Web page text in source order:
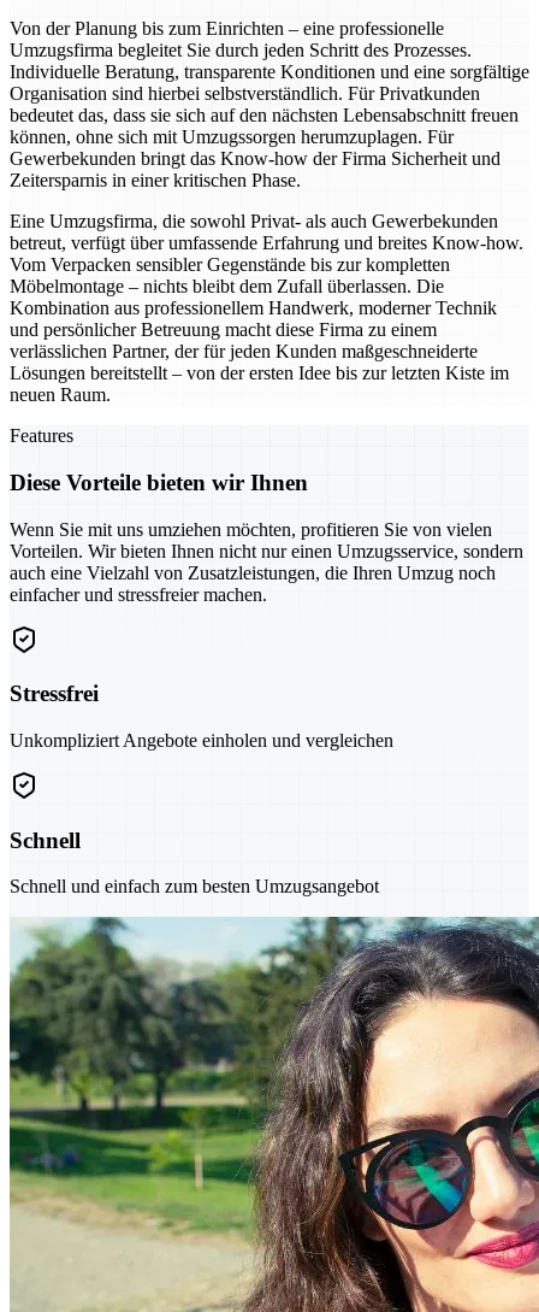
Von der Planung bis zum Einrichten – eine professionelle
Umzugsfirma begleitet Sie durch jeden Schritt des Prozesses.
Individuelle Beratung, transparente Konditionen und eine sorgfältige
Organisation sind hierbei selbstverständlich. Für Privatkunden
bedeutet das, dass sie sich auf den nächsten Lebensabschnitt freuen
können, ohne sich mit Umzugssorgen herumzuplagen. Für
Gewerbekunden bringt das Know-how der Firma Sicherheit und
Zeitersparnis in einer kritischen Phase.
Eine Umzugsfirma, die sowohl Privat- als auch Gewerbekunden
betreut, verfügt über umfassende Erfahrung und breites Know-how.
Vom Verpacken sensibler Gegenstände bis zur kompletten
Möbelmontage – nichts bleibt dem Zufall überlassen. Die
Kombination aus professionellem Handwerk, moderner Technik
und persönlicher Betreuung macht diese Firma zu einem
verlässlichen Partner, der für jeden Kunden maßgeschneiderte
Lösungen bereitstellt – von der ersten Idee bis zur letzten Kiste im
neuen Raum.
Features
Diese Vorteile bieten wir Ihnen
Wenn Sie mit uns umziehen möchten, profitieren Sie von vielen
Vorteilen. Wir bieten Ihnen nicht nur einen Umzugsservice, sondern
auch eine Vielzahl von Zusatzleistungen, die Ihren Umzug noch
einfacher und stressfreier machen.
Stressfrei
Unkompliziert Angebote einholen und vergleichen
Schnell
Schnell und einfach zum besten Umzugsangebot